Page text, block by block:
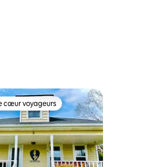
voyageurs les plus appréciés
cœur voyageurs